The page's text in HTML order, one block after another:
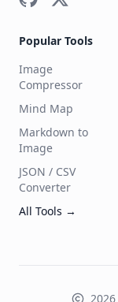
Popular Tools
Image
Compressor
Mind Map
Markdown to
Image
JSON / CSV
Converter
All Tools →
2026